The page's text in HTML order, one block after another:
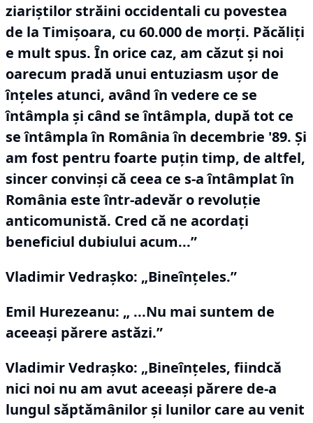
ziariştilor străini occidentali cu povestea
de la Timişoara, cu 60.000 de morţi. Păcăliţi
e mult spus. În orice caz, am căzut şi noi
oarecum pradă unui entuziasm uşor de
înţeles atunci, având în vedere ce se
întâmpla şi când se întâmpla, după tot ce
se întâmpla în România în decembrie '89. Şi
am fost pentru foarte puţin timp, de altfel,
sincer convinşi că ceea ce s-a întâmplat în
România este într-adevăr o revoluţie
anticomunistă. Cred că ne acordaţi
beneficiul dubiului acum...”
Vladimir Vedraşko: „Bineînţeles.”
Emil Hurezeanu: „ ...Nu mai suntem de
aceeaşi părere astăzi.”
Vladimir Vedraşko: „Bineînţeles, fiindcă
nici noi nu am avut aceeaşi părere de-a
lungul săptămânilor şi lunilor care au venit